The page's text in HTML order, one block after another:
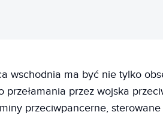
wschodnia ma być nie tylko
przełamania przez wojska
przeciwpancerne,